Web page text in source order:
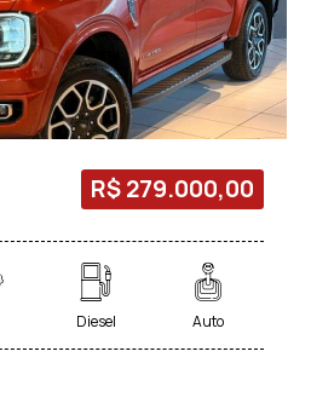
R$ 279.000,00
Diesel Auto